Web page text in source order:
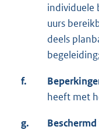
individuele
uurs
deels
f.
heeft met
g.